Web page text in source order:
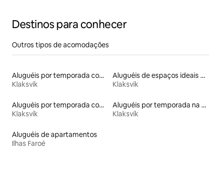
Destinos para conhecer
Outros tipos de acomodações
Aluguéis por temporada com acesso ao lago
Klaksvík
Aluguéis de espaços ideais para famílias
Klaksvík
Aluguéis por temporada com acesso à praia
Klaksvík
Aluguéis por temporada na orla
Klaksvík
Aluguéis de apartamentos
Ilhas Faroé